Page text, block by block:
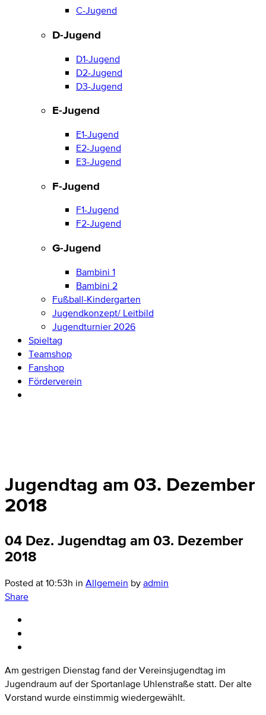
C-Jugend
D-Jugend
D1-Jugend
D2-Jugend
D3-Jugend
E-Jugend
E1-Jugend
E2-Jugend
E3-Jugend
F-Jugend
F1-Jugend
F2-Jugend
G-Jugend
Bambini 1
Bambini 2
Fußball-Kindergarten
Jugendkonzept/ Leitbild
Jugendturnier 2026
Spieltag
Teamshop
Fanshop
Förderverein
Jugendtag am 03. Dezember
2018
04 Dez. Jugendtag am 03. Dezember
2018
Posted at 10:53h in Allgemein byadmin
Share
Am gestrigen Dienstag fand der Vereinsjugendtag im
Jugendraum auf der Sportanlage Uhlenstraße statt. Der alte
Vorstand wurde einstimmig wiedergewählt.